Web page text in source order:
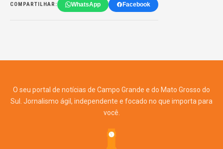
COMPARTILHAR: WhatsApp Facebook
O seu portal de notícias de Campo Grande e do Mato Grosso do
Sul. Jornalismo ágil, independente e focado no que importa para
você.